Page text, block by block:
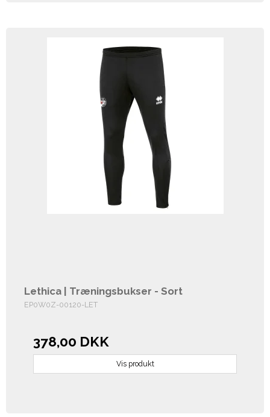
Lethica | Træningsbukser - Sort
EP0W0Z-00120-LET
378,00 DKK
Vis produkt